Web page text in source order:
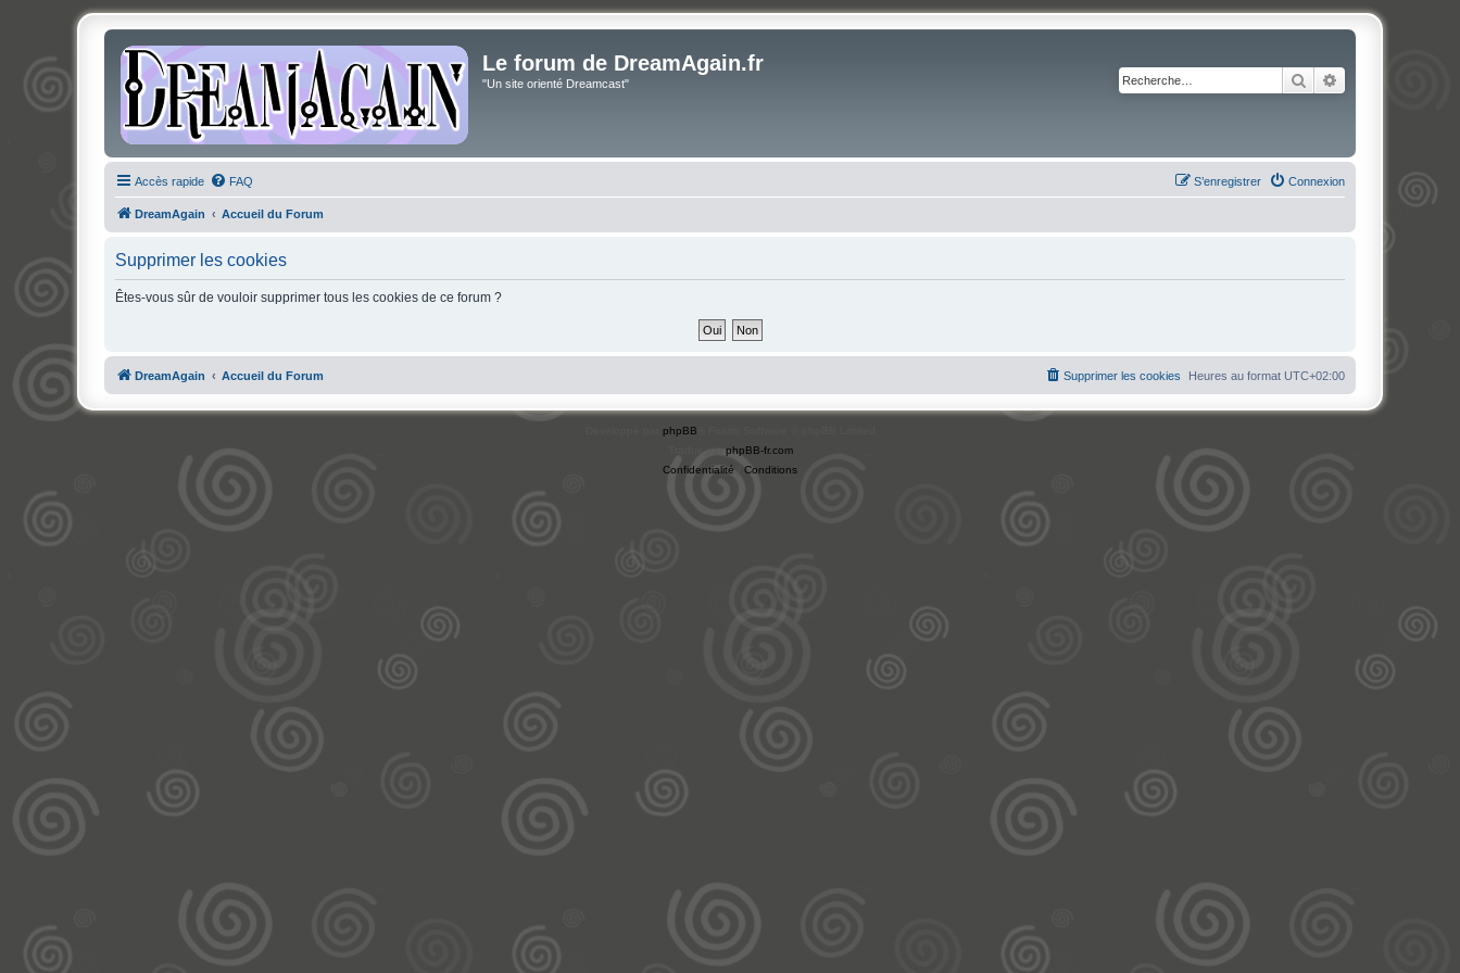
Le forum de DreamAgain.fr
"Un site orienté Dreamcast" Rechercher
Accès rapide FAQ Connexion
S’enregistrer
DreamAgain Accueil du Forum
Supprimer les cookies
Êtes-vous sûr de vouloir supprimer tous les cookies de ce forum ?
DreamAgain Accueil du Forum Heures au format UTC+02:00
Supprimer les cookies
phpBB
phpBB-fr.com
Confidentialité
Conditions